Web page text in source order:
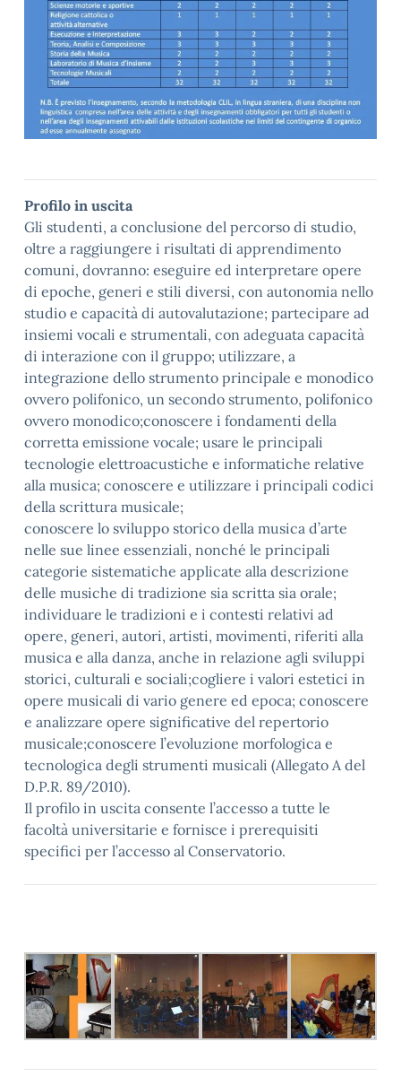
Profilo in uscita
Gli studenti, a conclusione del percorso di studio,
oltre a raggiungere i risultati di apprendimento
comuni, dovranno: eseguire ed interpretare opere
di epoche, generi e stili diversi, con autonomia nello
studio e capacità di autovalutazione; partecipare ad
insiemi vocali e strumentali, con adeguata capacità
di interazione con il gruppo; utilizzare, a
integrazione dello strumento principale e monodico
ovvero polifonico, un secondo strumento, polifonico
ovvero monodico;conoscere i fondamenti della
corretta emissione vocale; usare le principali
tecnologie elettroacustiche e informatiche relative
alla musica; conoscere e utilizzare i principali codici
della scrittura musicale;
conoscere lo sviluppo storico della musica d’arte
nelle sue linee essenziali, nonché le principali
categorie sistematiche applicate alla descrizione
delle musiche di tradizione sia scritta sia orale;
individuare le tradizioni e i contesti relativi ad
opere, generi, autori, artisti, movimenti, riferiti alla
musica e alla danza, anche in relazione agli sviluppi
storici, culturali e sociali;cogliere i valori estetici in
opere musicali di vario genere ed epoca; conoscere
e analizzare opere significative del repertorio
musicale;conoscere l’evoluzione morfologica e
tecnologica degli strumenti musicali (Allegato A del
D.P.R. 89/2010).
Il profilo in uscita consente l’accesso a tutte le
facoltà universitarie e fornisce i prerequisiti
specifici per l’accesso al Conservatorio.